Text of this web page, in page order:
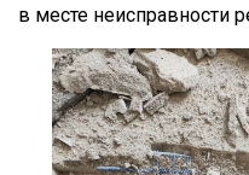
в месте неисправности